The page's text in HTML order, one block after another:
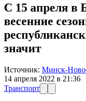
С 15 апреля в
весенние
значит
Источник: Минск-
14 апреля 2022 в 21:36
Транспорт